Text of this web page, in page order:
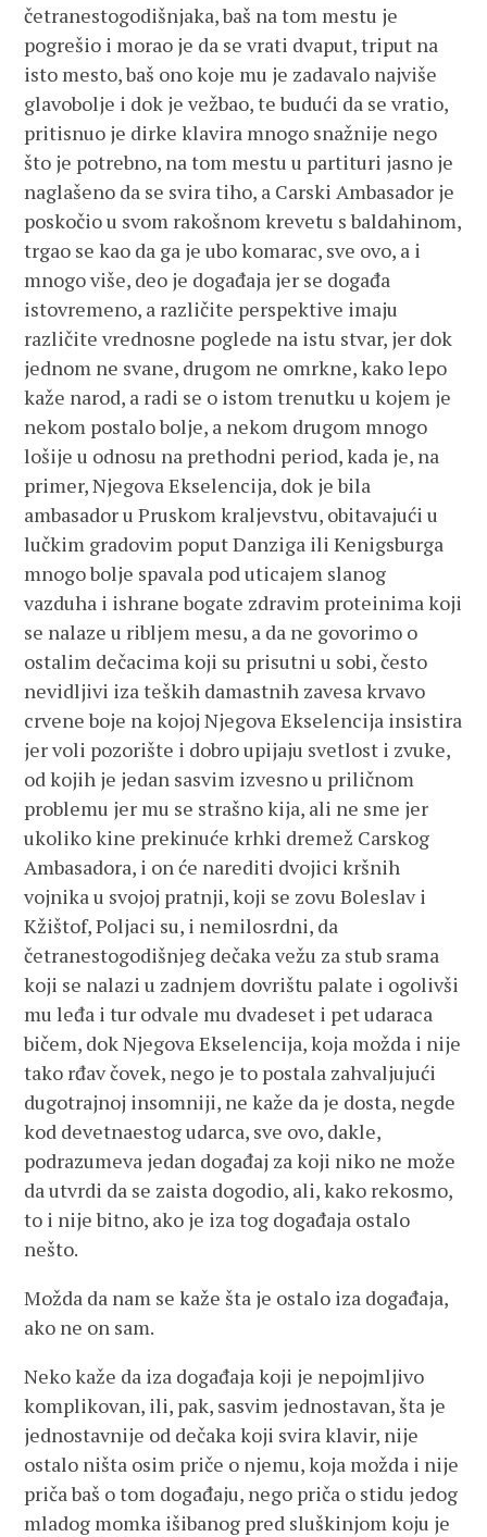
četranestogodišnjaka, baš na tom mestu je
pogrešio i morao je da se vrati dvaput, triput na
isto mesto, baš ono koje mu je zadavalo najviše
glavobolje i dok je vežbao, te budući da se vratio,
pritisnuo je dirke klavira mnogo snažnije nego
što je potrebno, na tom mestu u partituri jasno je
naglašeno da se svira tiho, a Carski Ambasador je
poskočio u svom rakošnom krevetu s baldahinom,
trgao se kao da ga je ubo komarac, sve ovo, a i
mnogo više, deo je događaja jer se događa
istovremeno, a različite perspektive imaju
različite vrednosne poglede na istu stvar, jer dok
jednom ne svane, drugom ne omrkne, kako lepo
kaže narod, a radi se o istom trenutku u kojem je
nekom postalo bolje, a nekom drugom mnogo
lošije u odnosu na prethodni period, kada je, na
primer, Njegova Ekselencija, dok je bila
ambasador u Pruskom kraljevstvu, obitavajući u
lučkim gradovim poput Danziga ili Kenigsburga
mnogo bolje spavala pod uticajem slanog
vazduha i ishrane bogate zdravim proteinima koji
se nalaze u ribljem mesu, a da ne govorimo o
ostalim dečacima koji su prisutni u sobi, često
nevidljivi iza teških damastnih zavesa krvavo
crvene boje na kojoj Njegova Ekselencija insistira
jer voli pozorište i dobro upijaju svetlost i zvuke,
od kojih je jedan sasvim izvesno u priličnom
problemu jer mu se strašno kija, ali ne sme jer
ukoliko kine prekinuće krhki dremež Carskog
Ambasadora, i on će narediti dvojici kršnih
vojnika u svojoj pratnji, koji se zovu Boleslav i
Kžištof, Poljaci su, i nemilosrdni, da
četranestogodišnjeg dečaka vežu za stub srama
koji se nalazi u zadnjem dovrištu palate i ogolivši
mu leđa i tur odvale mu dvadeset i pet udaraca
bičem, dok Njegova Ekselencija, koja možda i nije
tako rđav čovek, nego je to postala zahvaljujući
dugotrajnoj insomniji, ne kaže da je dosta, negde
kod devetnaestog udarca, sve ovo, dakle,
podrazumeva jedan događaj za koji niko ne može
da utvrdi da se zaista dogodio, ali, kako rekosmo,
to i nije bitno, ako je iza tog događaja ostalo
nešto.
Možda da nam se kaže šta je ostalo iza događaja,
ako ne on sam.
Neko kaže da iza događaja koji je nepojmljivo
komplikovan, ili, pak, sasvim jednostavan, šta je
jednostavnije od dečaka koji svira klavir, nije
ostalo ništa osim priče o njemu, koja možda i nije
priča baš o tom događaju, nego priča o stidu jedog
mladog momka išibanog pred sluškinjom koju je